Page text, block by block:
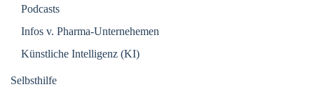
Podcasts
Infos v. Pharma-Unternehemen
Künstliche Intelligenz (KI)
Selbsthilfe